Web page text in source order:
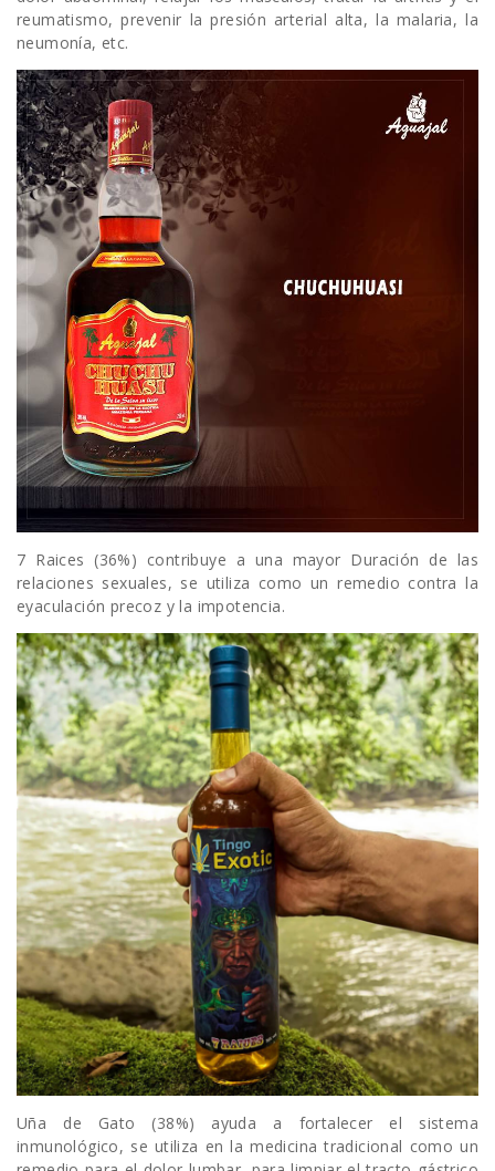
reumatismo, prevenir la presión arterial alta, la malaria, la
neumonía, etc.
7 Raices (36%) contribuye a una mayor Duración de las
relaciones sexuales, se utiliza como un remedio contra la
eyaculación precoz y la impotencia.
Uña de Gato (38%) ayuda a fortalecer el sistema
inmunológico, se utiliza en la medicina tradicional como un